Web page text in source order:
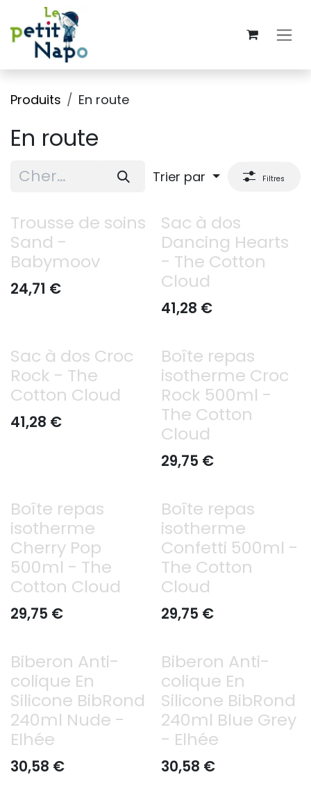
Se rendre au contenu
Produits En route
En route
Trier par Filtres
Trousse de soins
Sand -
Babymoov
24,71 €
Sac à dos
Dancing Hearts
- The Cotton
Cloud
41,28 €
Sac à dos Croc
Rock - The
Cotton Cloud
41,28 €
Boîte repas
isotherme Croc
Rock 500ml -
The Cotton
Cloud
29,75 €
Boîte repas
isotherme
Cherry Pop
500ml - The
Cotton Cloud
29,75 €
Boîte repas
isotherme
Confetti 500ml -
The Cotton
Cloud
29,75 €
Biberon Anti-
colique En
Silicone BibRond
240ml Nude -
Elhée
30,58 €
Biberon Anti-
colique En
Silicone BibRond
240ml Blue Grey
- Elhée
30,58 €